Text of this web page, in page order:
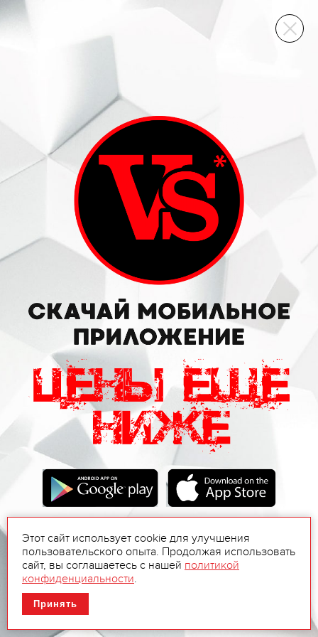
ВИННЫЙ СКЛАД
Этот сайт использует cookie для улучшения
пользовательского опыта. Продолжая использовать
сайт, вы соглашаетесь с нашей политикой
конфиденциальности.
Принять